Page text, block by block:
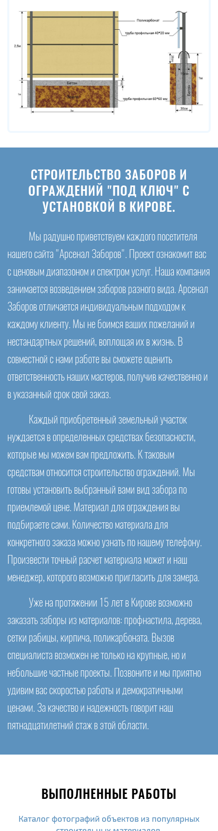
СТРОИТЕЛЬСТВО ЗАБОРОВ И
ОГРАЖДЕНИЙ "ПОД КЛЮЧ" С
УСТАНОВКОЙ В КИРОВЕ.
Мы радушно приветствуем каждого посетителя
нашего сайта "Арсенал Заборов". Проект ознакомит вас
с ценовым диапазоном и спектром услуг. Наша компания
занимается возведением заборов разного вида. Арсенал
Заборов отличается индивидуальным подходом к
каждому клиенту. Мы не боимся ваших пожеланий и
нестандартных решений, воплощая их в жизнь. В
совместной с нами работе вы сможете оценить
ответственность наших мастеров, получив качественно и
в указанный срок свой заказ.
Каждый приобретенный земельный участок
нуждается в определенных средствах безопасности,
которые мы можем вам предложить. К таковым
средствам относится строительство ограждений. Мы
готовы установить выбранный вами вид забора по
приемлемой цене. Материал для ограждения вы
подбираете сами. Количество материала для
конкретного заказа можно узнать по нашему телефону.
Произвести точный расчет материала может и наш
менеджер, которого возможно пригласить для замера.
Уже на протяжении 15 лет в Кирове возможно
заказать заборы из материалов: профнастила, дерева,
сетки рабицы, кирпича, поликарбоната. Вызов
специалиста возможен не только на крупные, но и
небольшие частные проекты. Позвоните и мы приятно
удивим вас скоростью работы и демократичными
ценами. За качество и надежность говорит наш
пятнадцатилетний стаж в этой области.
ВЫПОЛНЕННЫЕ РАБОТЫ
Каталог фотографий объектов из популярных